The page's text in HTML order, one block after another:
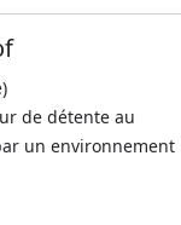
de détente au
un environnement